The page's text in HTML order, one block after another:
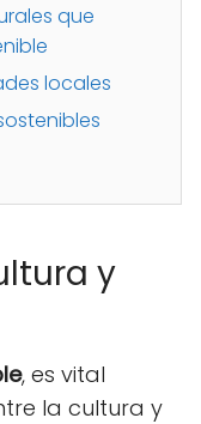
que
locales
y
, es vital
la cultura y